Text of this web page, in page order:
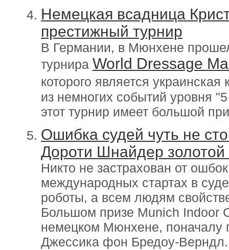
Немецкая всадница
престижный турнир
В Германии, в Мюнхене
турнира World Dressage
которого является
из немногих событий уровня
этот турнир имеет большой
Ошибка судей чуть не
Дороти Шнайдер
Никто не застрахован от
международных стартах в
роботы, а всем людям
Большом призе Munich Indoor
немецком Мюнхене, поначалу
Джессика фон Бредоу-Верндл.